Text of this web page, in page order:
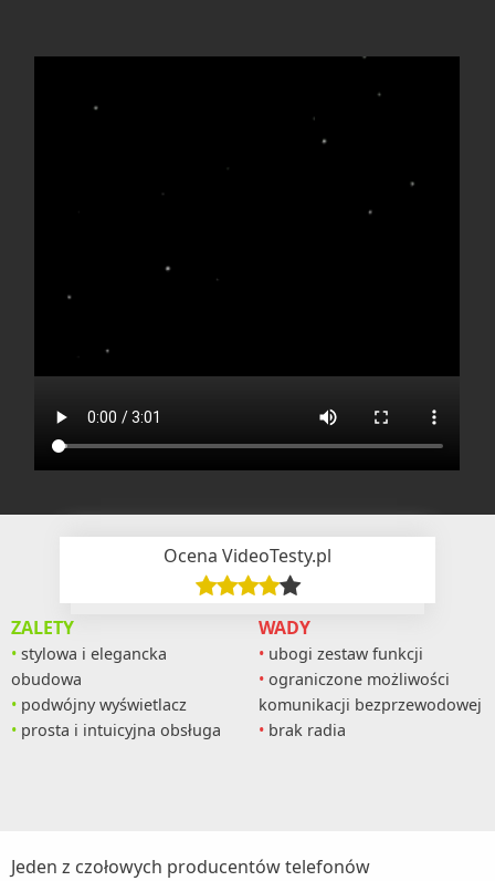
Ocena VideoTesty.pl
ZALETY
stylowa i elegancka
obudowa
podwójny wyświetlacz
prosta i intuicyjna obsługa
WADY
ubogi zestaw funkcji
ograniczone możliwości
komunikacji bezprzewodowej
brak radia
Jeden z czołowych producentów telefonów